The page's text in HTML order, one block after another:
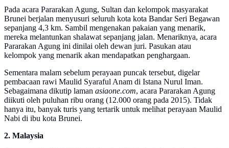
Pada acara Pararakan Agung, Sultan dan kelompok masyarakat
Brunei berjalan menyusuri seluruh kota kota Bandar Seri Begawan
sepanjang 4,3 km. Sambil mengenakan pakaian yang menarik,
mereka melantunkan shalawat sepanjang jalan. Menariknya, acara
Pararakan Agung ini dinilai oleh dewan juri. Pasukan atau
kelompok yang menarik akan mendapatkan penghargaan.
Sementara malam sebelum perayaan puncak tersebut, digelar
pembacaan rawi Maulid Syaraful Anam di Istana Nurul Iman.
Sebagaimana dikutip laman asiaone.com, acara Pararakan Agung
diikuti oleh puluhan ribu orang (12.000 orang pada 2015). Tidak
hanya itu, banyak turis yang tertarik untuk melihat perayaan Maulid
Nabi di ibu kota Brunei.
2. Malaysia